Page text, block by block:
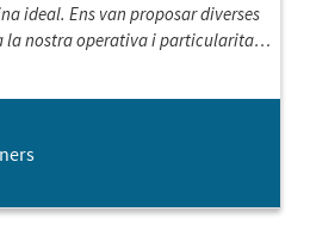
ideal. Ens van proposar diverses
la nostra operativa i particularitats,